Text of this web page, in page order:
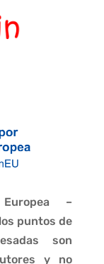
–
puntos de
son
y no